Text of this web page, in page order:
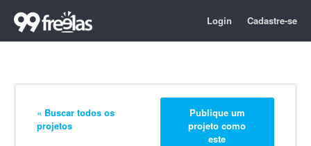
Login Cadastre-se
« Buscar todos os
projetos
Publique um
projeto como
este